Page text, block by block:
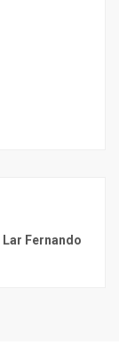
Lar Fernando